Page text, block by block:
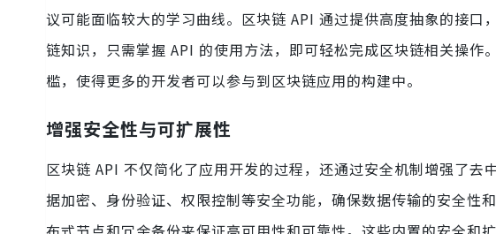
议可能面临较大的学习曲线。区块链 API 通过提供高度抽象的接
链知识，只需掌握 API 的使用方法，即可轻松完成区块链相关操
槛，使得更多的开发者可以参与到区块链应用的构建中。
增强安全性与可扩展性
区块链 API 不仅简化了应用开发的过程，还通过安全机制增强了
据加密、身份验证、权限控制等安全功能，确保数据传输的安全性